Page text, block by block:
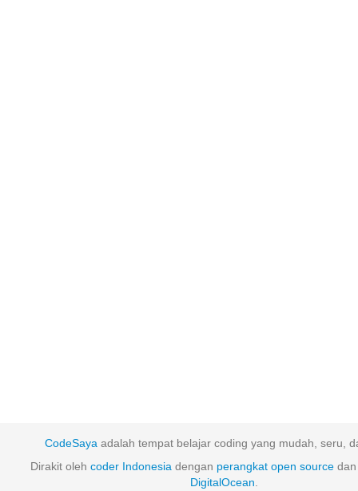
CodeSaya adalah tempat belajar coding yang mudah, seru,
Dirakit oleh coder Indonesia dengan perangkat open source
DigitalOcean